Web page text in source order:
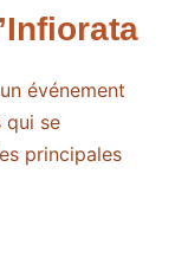
événement
qui se
principales